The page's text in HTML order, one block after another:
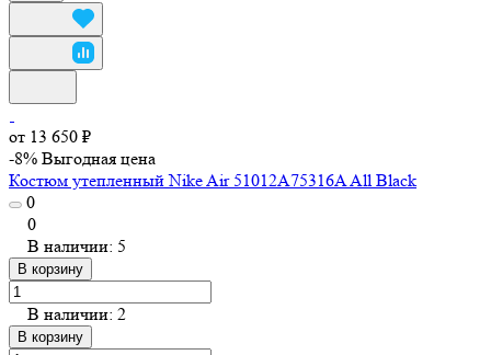
от 13 650 ₽
-8% Выгодная цена
Костюм утепленный Nike Air 51012A75316A All Black
0
0
В наличии: 5
В корзину
В наличии: 2
В корзину